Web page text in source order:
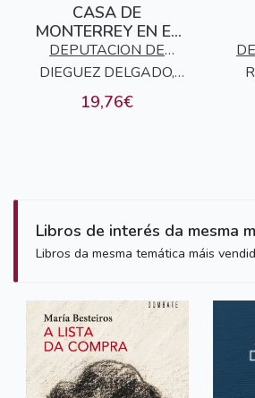
CASA DE
MONTERREY EN EL
SIGLO XVII, LA
DEPUTACION DE
OURENSE
DIEGUEZ DELGADO,
AGUSTIN
19,76€
Libros de interés da mesma
Libros da mesma temática máis